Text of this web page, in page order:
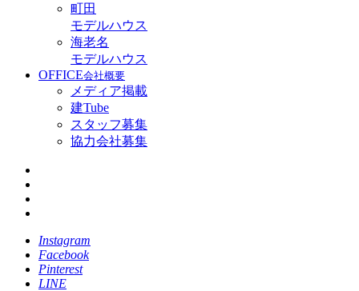
町田
モデルハウス
海老名
モデルハウス
OFFICE会社概要
メディア掲載
建Tube
スタッフ募集
協力会社募集
Instagram
Facebook
Pinterest
LINE